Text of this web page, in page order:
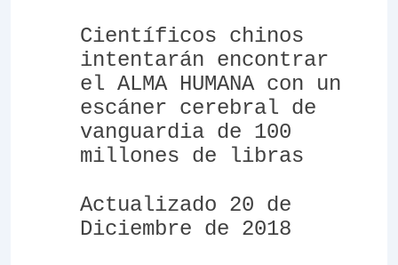
Científicos chinos
intentarán encontrar
el ALMA HUMANA con un
escáner cerebral de
vanguardia de 100
millones de libras
Actualizado 20 de
Diciembre de 2018